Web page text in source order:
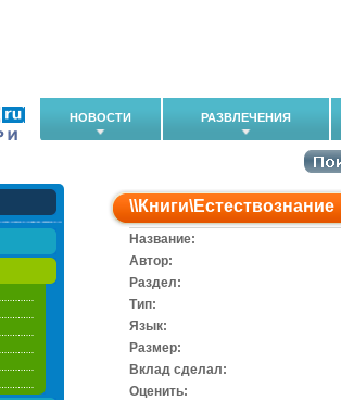
НОВОСТИ РАЗВЛЕЧЕНИЯ
\\Книги\Естествознание
Название:
Автор:
Раздел:
Тип:
Язык:
Размер:
Вклад сделал:
Оценить: